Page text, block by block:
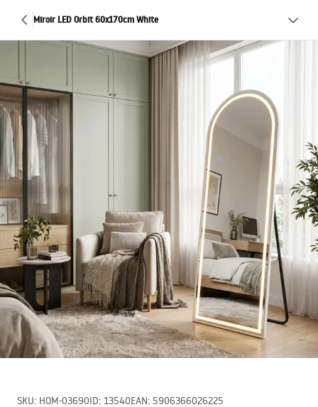
Miroir LED Orbit 60x170cm White
SKU: HOM-03690ID: 13540EAN: 5906366026225